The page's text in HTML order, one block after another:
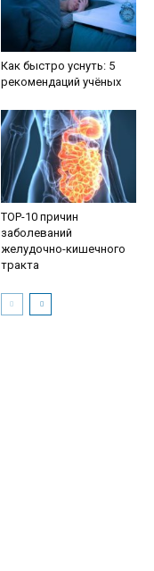
Как быстро уснуть: 5
рекомендаций учёных
TOP-10 причин
заболеваний
желудочно-кишечного
тракта